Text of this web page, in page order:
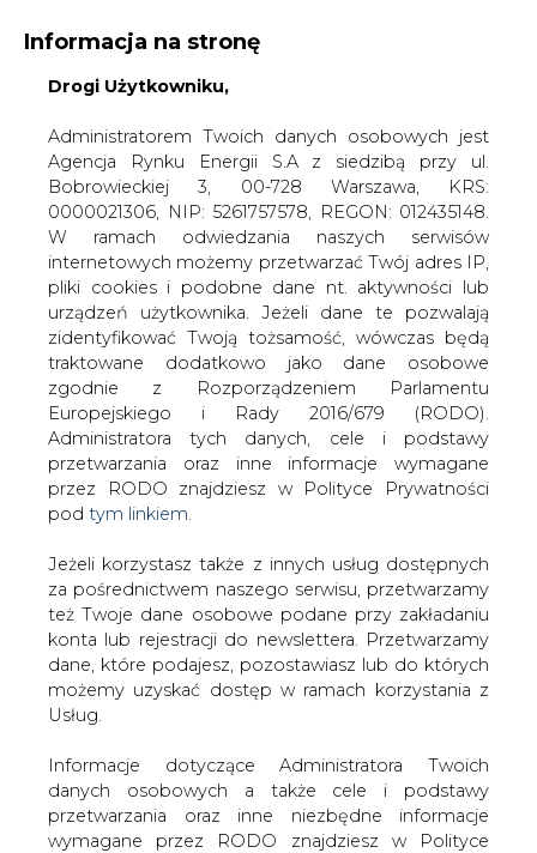
KONTAKT:
WYDAWCA PORTALU:
WYSOKI KONTRAST WIELKOŚĆ TEKSTU A A
ZALOGUJ SIĘ
WŁĄCZ CIRE.TV
Informacja na stronę
Drogi Użytkowniku,
Administratorem Twoich danych osobowych jest
Agencja Rynku Energii S.A z siedzibą przy ul.
Bobrowieckiej 3, 00-728 Warszawa, KRS:
0000021306, NIP: 5261757578, REGON: 012435148.
W ramach odwiedzania naszych serwisów
internetowych możemy przetwarzać Twój adres IP,
pliki cookies i podobne dane nt. aktywności lub
urządzeń użytkownika. Jeżeli dane te pozwalają
zidentyfikować Twoją tożsamość, wówczas będą
traktowane dodatkowo jako dane osobowe
zgodnie z Rozporządzeniem Parlamentu
Europejskiego i Rady 2016/679 (RODO).
Administratora tych danych, cele i podstawy
przetwarzania oraz inne informacje wymagane
przez RODO znajdziesz w Polityce Prywatności
pod tym linkiem.
Jeżeli korzystasz także z innych usług dostępnych
za pośrednictwem naszego serwisu, przetwarzamy
też Twoje dane osobowe podane przy zakładaniu
konta lub rejestracji do newslettera. Przetwarzamy
dane, które podajesz, pozostawiasz lub do których
możemy uzyskać dostęp w ramach korzystania z
Usług.
Informacje dotyczące Administratora Twoich
danych osobowych a także cele i podstawy
przetwarzania oraz inne niezbędne informacje
wymagane przez RODO znajdziesz w Polityce
Strona główna ZIELONA GOSPODARKA /
Łącze
Australia-ASEAN Power Link coraz bliżej realizacji
2021-01-30 13:51
skomentuj
udostępnij: